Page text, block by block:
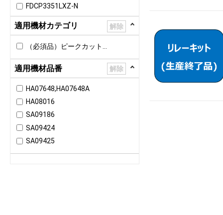
FDCP3351LXZ-N
FDCP4001LXZ
FDCP4501LXZ
FDCP5001LXZ
FDCP5001LXZ-N
FDCP5601LXZ
FDCP6151LXZ-N
FDCP6701LXZ-N
適用機材カテゴリ 解除
適用機材品番 解除
HA07648,HA07648A
HA08016
SA09186
SA09424
SA09425